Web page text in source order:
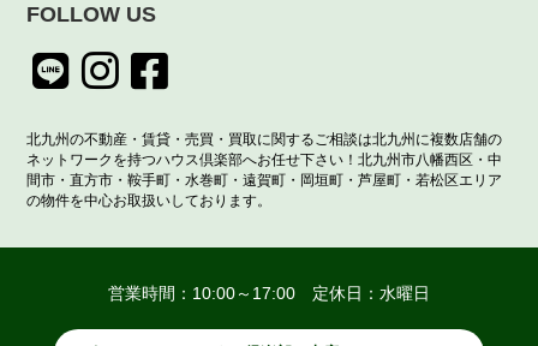
FOLLOW US
北九州の不動産・賃貸・売買・買取に関するご相談は北九州に複数店舗の
ネットワークを持つハウス倶楽部へお任せ下さい！北九州市八幡西区・中
間市・直方市・鞍手町・水巻町・遠賀町・岡垣町・芦屋町・若松区エリア
の物件を中心お取扱いしております。
営業時間：10:00～17:00 定休日：水曜日